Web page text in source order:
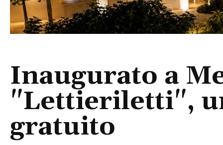
Inaugurato a
"Lettieriletti",
gratuito